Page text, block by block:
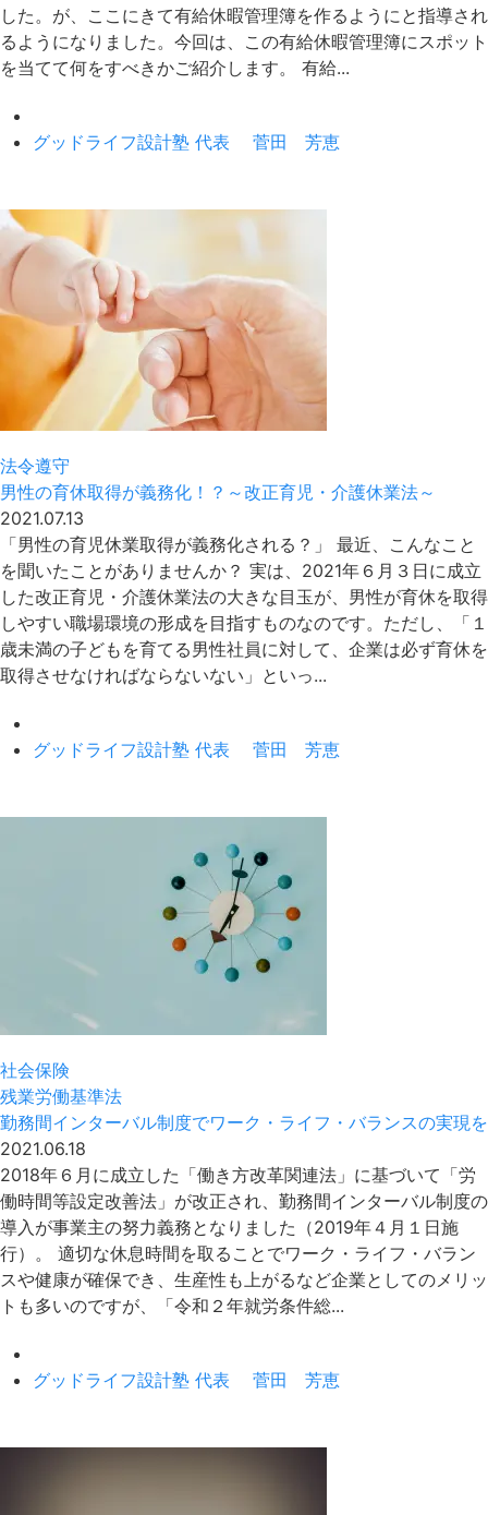
した。が、ここにきて有給休暇管理簿を作るようにと指導され
るようになりました。今回は、この有給休暇管理簿にスポット
を当てて何をすべきかご紹介します。 有給...
グッドライフ設計塾 代表 菅田 芳恵
法令遵守
男性の育休取得が義務化！？～改正育児・介護休業法～
2021.07.13
「男性の育児休業取得が義務化される？」 最近、こんなこと
を聞いたことがありませんか？ 実は、2021年６月３日に成立
した改正育児・介護休業法の大きな目玉が、男性が育休を取得
しやすい職場環境の形成を目指すものなのです。ただし、「１
歳未満の子どもを育てる男性社員に対して、企業は必ず育休を
取得させなければならないない」といっ...
グッドライフ設計塾 代表 菅田 芳恵
社会保険
残業労働基準法
勤務間インターバル制度でワーク・ライフ・バランスの実現を
2021.06.18
2018年６月に成立した「働き方改革関連法」に基づいて「労
働時間等設定改善法」が改正され、勤務間インターバル制度の
導入が事業主の努力義務となりました（2019年４月１日施
行）。 適切な休息時間を取ることでワーク・ライフ・バラン
スや健康が確保でき、生産性も上がるなど企業としてのメリッ
トも多いのですが、「令和２年就労条件総...
グッドライフ設計塾 代表 菅田 芳恵